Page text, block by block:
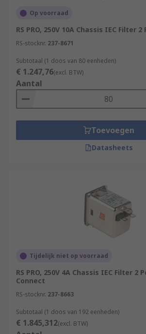
Op voorraad
RS PRO, 250V 10A Chassis IEC Filter 2
RS-stocknr. 237-8671
Subtotaal (1 doos van 80 eenheden)
€ 1.247,76(excl. BTW)
Aantal
Toevoegen
Datasheets
Tijdelijk niet op voorraad
RS PRO, 250V 4A Chassis IEC Filter 2
Connect
RS-stocknr. 237-8663
Subtotaal (1 doos van 192 eenheden)
€ 1.845,312(excl. BTW)